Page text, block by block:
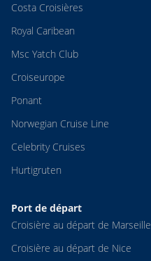
Costa Croisières
Royal Caribean
Msc Yatch Club
Croiseurope
Ponant
Norwegian Cruise Line
Celebrity Cruises
Hurtigruten
Port de départ
Croisière au départ de Marseille
Croisière au départ de Nice